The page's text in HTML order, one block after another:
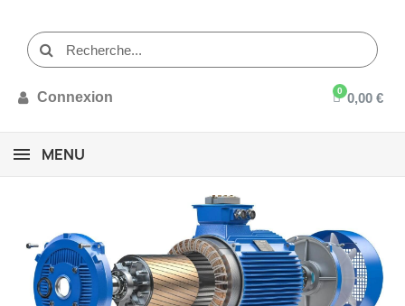
Connexion 0,00 €
MENU